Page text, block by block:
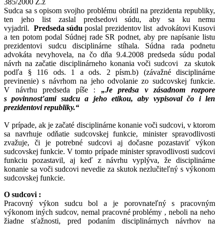
385/2000 Z.z
Sudca sa s opisom svojho problému obrátil na prezidenta republiky,
ten jeho list zaslal predsedovi súdu, aby sa ku nemu
vyjadril. Predseda súdu poslal prezidentov list advokátovi Kusovi
a ten potom podal Súdnej rade SR podnet, aby pre napísanie listu
prezidentovi sudcu disciplinárne stíhala. Súdna rada podnetu
advokáta nevyhovela, na čo dňa 9.4.2008 predseda súdu podal
návrh na začatie disciplinárneho konania voči sudcovi za skutok
podľa § 116 ods. 1 a ods. 2 písm.b) (závažné disciplinárne
previnenie) s návrhom na jeho odvolanie zo sudcovskej funkcie.
V návrhu predseda píše :
„Je predsa v zásadnom rozpore
s povinnosťami sudcu a jeho etikou, aby vypisoval čo i len
prezidentovi republiky.“
V prípade, ak je začaté disciplinárne konanie voči sudcovi, v ktorom
sa navrhuje odňatie sudcovskej funkcie, minister spravodlivosti
zvažuje, či je potrebné sudcovi aj dočasne pozastaviť výkon
sudcovskej funkcie. V tomto prípade minister spravodlivosti sudcovi
funkciu pozastavil, aj keď z návrhu vyplýva, že disciplinárne
konanie sa voči sudcovi nevedie za skutok nezlučiteľný s výkonom
sudcovskej funkcie.
O sudcovi :
Pracovný výkon sudcu bol a je porovnateľný s pracovným
výkonom iných sudcov, nemal pracovné problémy , neboli na neho
žiadne sťažnosti, pred podaním disciplinárnych návrhov na